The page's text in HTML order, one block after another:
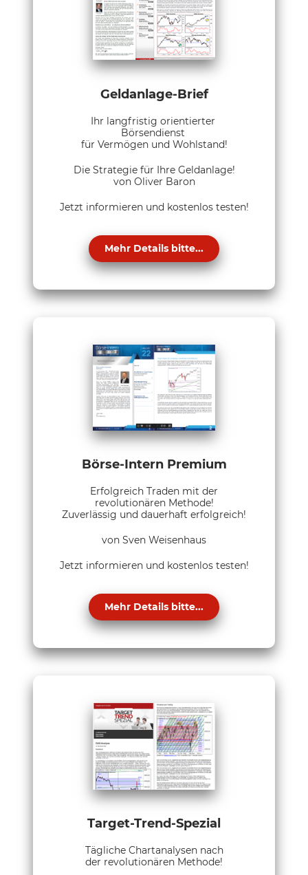
Geldanlage-Brief
Ihr langfristig orientierter
Börsendienst
für Vermögen und Wohlstand!
Die Strategie für Ihre Geldanlage!
von Oliver Baron
Jetzt informieren und kostenlos testen!
Mehr Details bitte...
Börse-Intern Premium
Erfolgreich Traden mit der
revolutionären Methode!
Zuverlässig und dauerhaft erfolgreich!
von Sven Weisenhaus
Jetzt informieren und kostenlos testen!
Mehr Details bitte...
Target-Trend-Spezial
Tägliche Chartanalysen nach
der revolutionären Methode!